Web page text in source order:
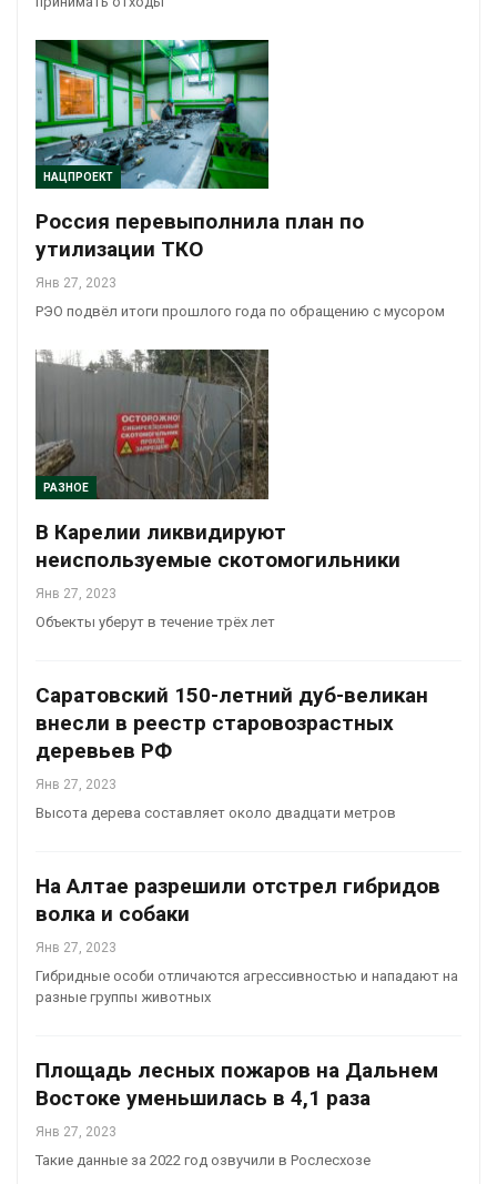
НАЦПРОЕКТ
Россия перевыполнила план по
утилизации ТКО
Янв 27, 2023
РЭО подвёл итоги прошлого года по обращению с мусором
РАЗНОЕ
В Карелии ликвидируют
неиспользуемые скотомогильники
Янв 27, 2023
Объекты уберут в течение трёх лет
Саратовский 150-летний дуб-великан
внесли в реестр старовозрастных
деревьев РФ
Янв 27, 2023
Высота дерева составляет около двадцати метров
На Алтае разрешили отстрел гибридов
волка и собаки
Янв 27, 2023
Гибридные особи отличаются агрессивностью и нападают на
разные группы животных
Площадь лесных пожаров на Дальнем
Востоке уменьшилась в 4,1 раза
Янв 27, 2023
Такие данные за 2022 год озвучили в Рослесхозе